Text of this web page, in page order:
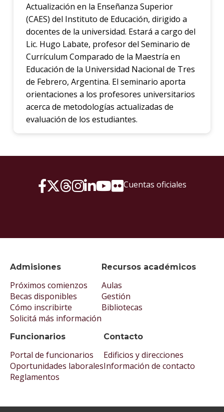
Actualización en la Enseñanza Superior
(CAES) del Instituto de Educación, dirigido a
docentes de la universidad. Estará a cargo del
Lic. Hugo Labate, profesor del Seminario de
Currículum Comparado de la Maestría en
Educación de la Universidad Nacional de Tres
de Febrero, Argentina. El seminario aporta
orientaciones a los profesores universitarios
acerca de metodologías actualizadas de
evaluación de los estudiantes.
Admisiones
Próximos comienzos
Becas disponibles
Cómo inscribirte
Solicitá más información
Recursos académicos
Aulas
Gestión
Bibliotecas
Funcionarios
Portal de funcionarios
Oportunidades laborales
Reglamentos
Contacto
Edificios y direcciones
Información de contacto
Cuentas oficiales